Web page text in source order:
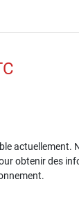
actuellement.
obtenir des